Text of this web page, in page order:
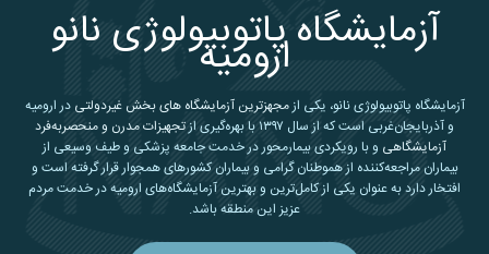
آزمایشگاه پاتوبیولوژی نانو
ارومیه
آزمایشگاه پاتوبیولوژی نانو، یکی ازمجهزترین آزمایشگاه های بخش غیردولتی در ارومیه
و آذربایجان‌غربی است که از سال ۱۳۹۷ با بهره‌گیری از
تجهیزات مدرن و منحصربه‌فرد
آزمایشگاهی و با رویکردی بیمارمحور در خدمت جامعه پزشکی و طیف وسیعی از
بیماران مراجعه‌کننده از هموطنان گرامی و بیماران کشورهای همجوار قرار گرفته است و
افتخار دارد به عنوان یکی از کامل‌ترین و بهترین آزمایشگاه‌های ارومیه در خدمت مردم
عزیز این منطقه باشد.